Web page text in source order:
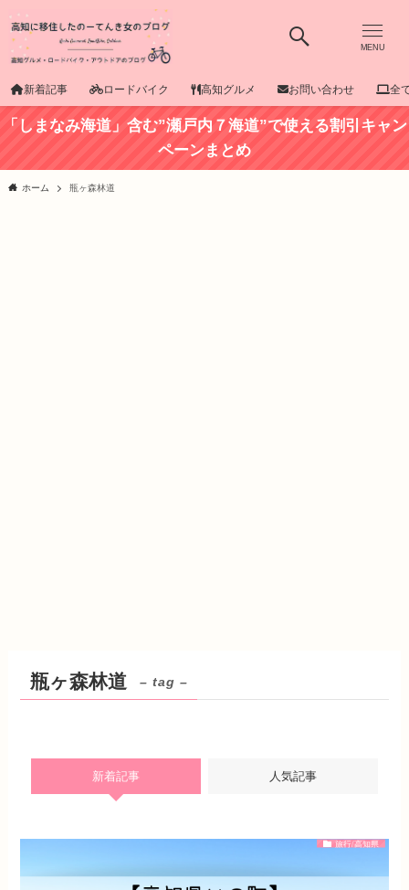
MENU
新着記事 ロードバイク 高知グルメ お問い合わせ 全
「しまなみ海道」含む”瀬戸内７海道”で使える割引キャン
ペーンまとめ
ホーム 瓶ヶ森林道
瓶ヶ森林道 – tag –
新着記事 人気記事
旅行/高知県